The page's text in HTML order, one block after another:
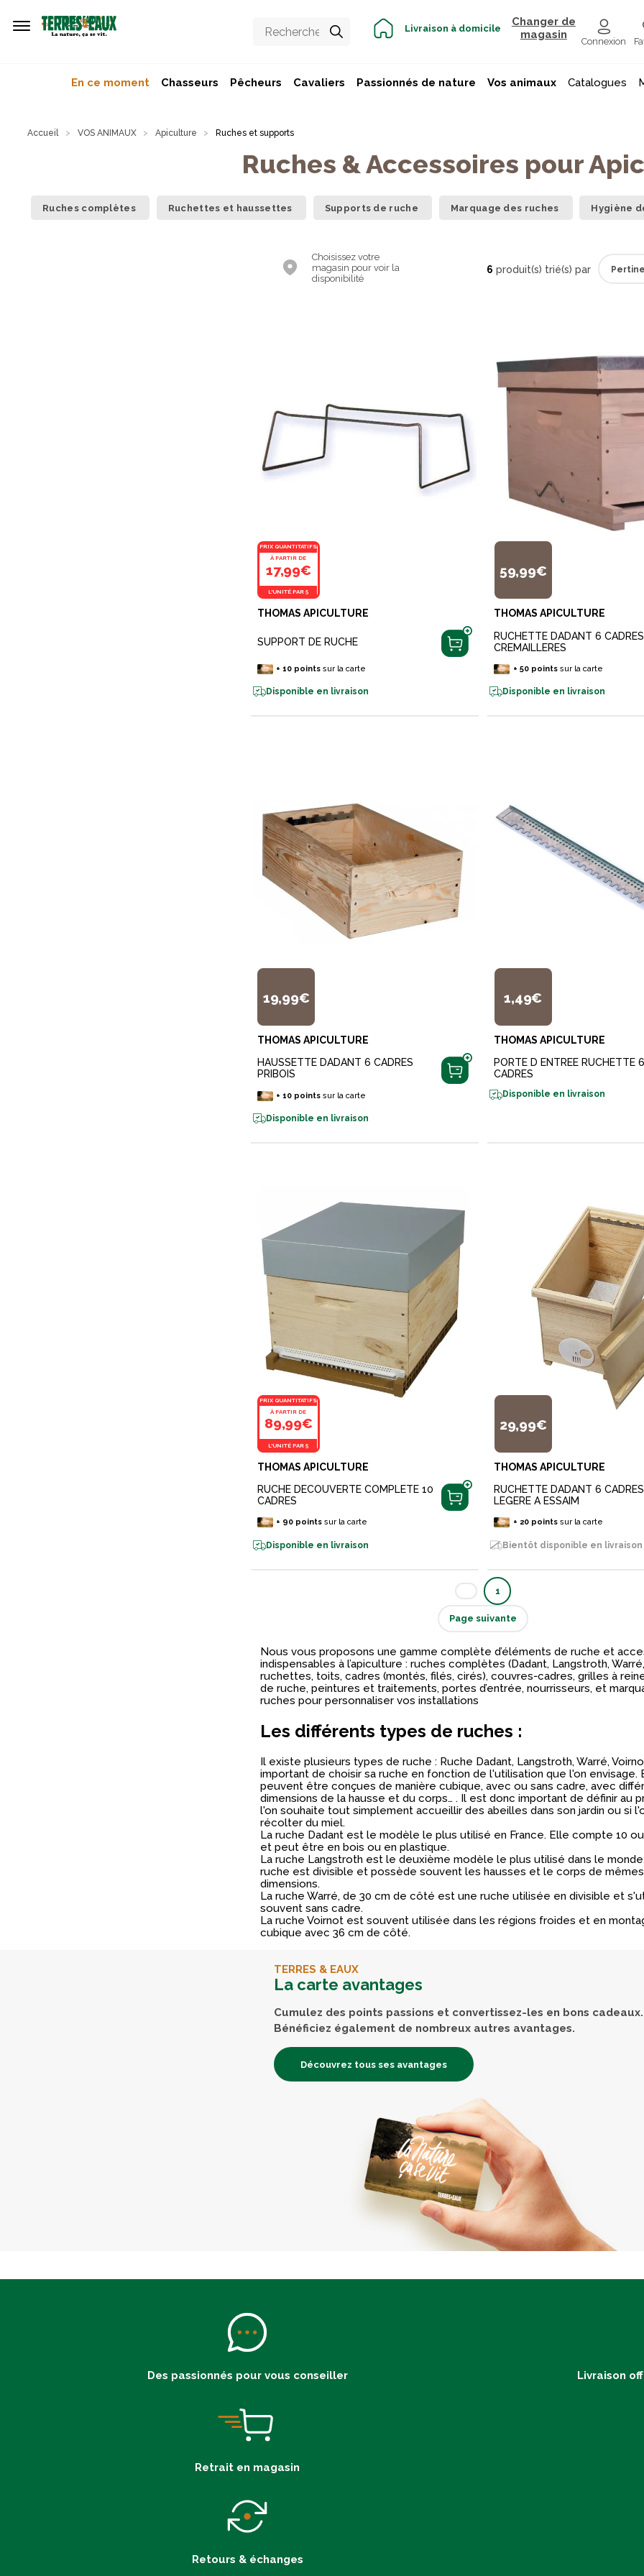
Livraison à domicile
Changer de
magasin
Connexion
En ce moment Chasseurs Pêcheurs Cavaliers Passionnés de nature Vos animaux Catalogues
Accueil VOS ANIMAUX Apiculture Ruches et supports
Ruches & Accessoires pour
Ruches complètes Ruchettes et haussettes Supports de ruche Marquage des ruches Hygiène
Choisissez votre
magasin pour voir la
disponibilité
6 produit(s) trié(s) par
PRIX QUANTITATIFS
À PARTIR DE
17,99€
L'UNITÉ PAR 5
THOMAS APICULTURE
SUPPORT DE RUCHE
+10 points sur la carte
Disponible en livraison
59,99€
THOMAS APICULTURE
RUCHETTE DADANT 6 CADRES
CREMAILLERES
+ 50pointssur la carte
Disponible en livraison
19,99€
THOMAS APICULTURE
HAUSSETTE DADANT 6 CADRES
PRIBOIS
+10 points sur la carte
Disponible en livraison
1,49€
THOMAS APICULTURE
PORTE D ENTREE RUCHETTE
CADRES
Disponible en livraison
PRIX QUANTITATIFS
À PARTIR DE
89,99€
L'UNITÉ PAR 5
THOMAS APICULTURE
RUCHE DECOUVERTE COMPLETE 10
CADRES
+ 90 points sur la carte
Disponible en livraison
29,99€
THOMAS APICULTURE
RUCHETTE DADANT 6 CADRES
LEGERE A ESSAIM
+ 20pointssur la carte
Bientôt disponible en livraison
1
Page suivante
Nous vous proposons une gamme complète d’éléments de ruche et
indispensables à l’apiculture : ruches complètes (Dadant, Langstroth,
ruchettes, toits, cadres (montés, filés, cirés), couvres‑cadres, grilles à
de ruche, peintures et traitements, portes d’entrée, nourrisseurs, et
ruches pour personnaliser vos installations
Les différents types de ruches :
Il existe plusieurs types de ruche : Ruche Dadant, Langstroth, Warré,
important de choisir sa ruche en fonction de l'utilisation que l'on envisage.
peuvent être conçues de manière cubique, avec ou sans cadre, avec
dimensions de la hausse et du corps… . Il est donc important de définir au
l'on souhaite tout simplement accueillir des abeilles dans son jardin ou si
récolter du miel.
La ruche Dadant est le modèle le plus utilisé en France. Elle compte 10
et peut être en bois ou en plastique.
La ruche Langstroth est le deuxième modèle le plus utilisé dans le
ruche est divisible et possède souvent les hausses et le corps de mêmes
dimensions.
La ruche Warré, de 30 cm de côté est une ruche utilisée en divisible et
souvent sans cadre.
La ruche Voirnot est souvent utilisée dans les régions froides et en
cubique avec 36 cm de côté.
TERRES & EAUX
La carte avantages
Cumulez des points passions et convertissez-les en bons cadeaux.
Bénéficiez également de nombreux autres avantages.
Découvrez tous ses avantages
Des passionnés pour vous conseiller Livraison
Retrait en magasin
Retours & échanges